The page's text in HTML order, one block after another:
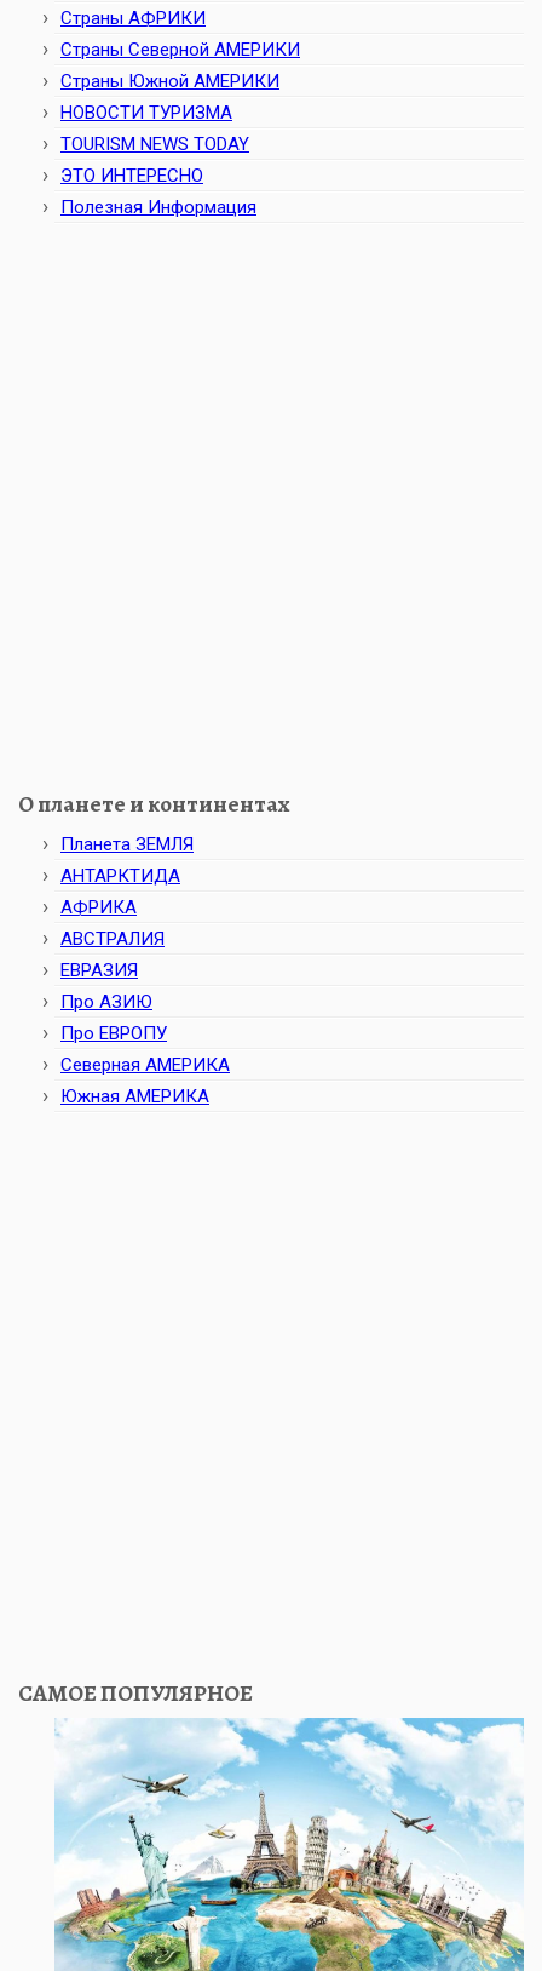
Страны АФРИКИ
Страны Северной АМЕРИКИ
Страны Южной АМЕРИКИ
НОВОСТИ ТУРИЗМА
TOURISM NEWS TODAY
ЭТО ИНТЕРЕСНО
Полезная Информация
О планете и континентах
Планета ЗЕМЛЯ
АНТАРКТИДА
АФРИКА
АВСТРАЛИЯ
ЕВРАЗИЯ
Про АЗИЮ
Про ЕВРОПУ
Северная АМЕРИКА
Южная АМЕРИКА
САМОЕ ПОПУЛЯРНОЕ